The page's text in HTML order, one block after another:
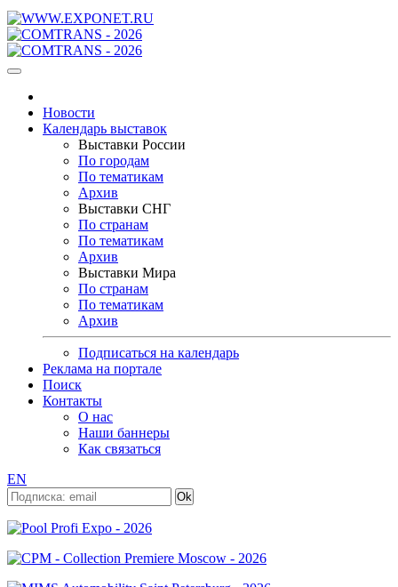
Новости
Календарь выставок
Выставки России
По городам
По тематикам
Архив
Выставки СНГ
По странам
По тематикам
Архив
Выставки Мира
По странам
По тематикам
Архив
Подписаться на календарь
Реклама на портале
Поиск
Контакты
О нас
Наши баннеры
Как связаться
EN